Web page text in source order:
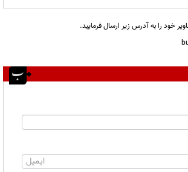
خود را به آدرس زیر ارسال فرمایید.